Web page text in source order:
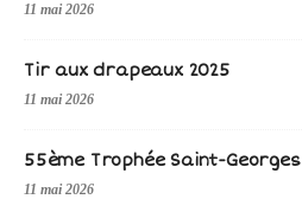
11 mai 2026
Tir aux drapeaux 2025
11 mai 2026
55ème Trophée Saint-Georges
11 mai 2026